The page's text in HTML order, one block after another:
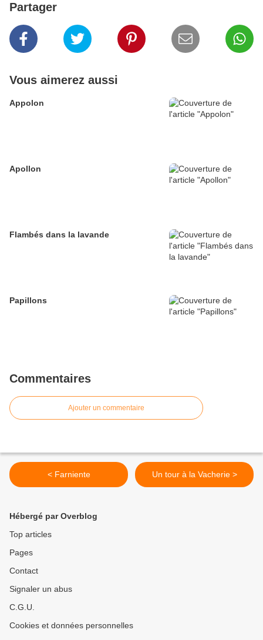
Partager
Vous aimerez aussi
Appolon
Apollon
Flambés dans la lavande
Papillons
Commentaires
Ajouter un commentaire
< Farniente Un tour à la Vacherie >
Hébergé par Overblog
Top articles
Pages
Contact
Signaler un abus
C.G.U.
Cookies et données personnelles